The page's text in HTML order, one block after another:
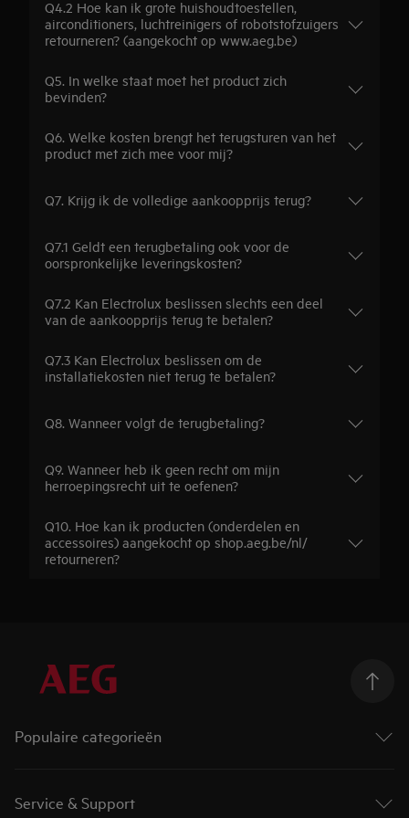
Q4.2 Hoe kan ik grote huishoudtoestellen,
airconditioners, luchtreinigers of robotstofzuigers
retourneren? (aangekocht op www.aeg.be)
Q5. In welke staat moet het product zich
bevinden?
Q6. Welke kosten brengt het terugsturen van het
product met zich mee voor mij?
Q7. Krijg ik de volledige aankoopprijs terug?
Q7.1 Geldt een terugbetaling ook voor de
oorspronkelijke leveringskosten?
Q7.2 Kan Electrolux beslissen slechts een deel
van de aankoopprijs terug te betalen?
Q7.3 Kan Electrolux beslissen om de
installatiekosten niet terug te betalen?
Q8. Wanneer volgt de terugbetaling?
Q9. Wanneer heb ik geen recht om mijn
herroepingsrecht uit te oefenen?
Q10. Hoe kan ik producten (onderdelen en
accessoires) aangekocht op shop.aeg.be/nl/
retourneren?
Populaire categorieën
Droogkasten
Service & Support